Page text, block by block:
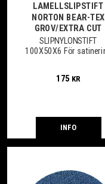
LAMELLSLIPSTIFT
NORTON BEAR-TEX
GROV/EXTRA CUT
SLIPNYLONSTIFT
100X50X6 För satinering
175 KR
INFO